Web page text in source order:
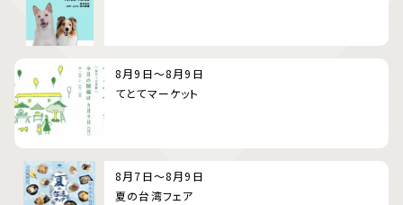
8月9日～8月9日
てとてマーケット
8月7日～8月9日
夏の台湾フェア